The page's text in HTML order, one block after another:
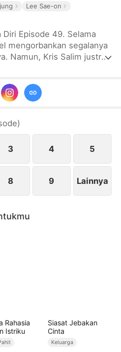
Lee Sae-on
Episode 49. Selama
mengorbankan segalanya
Namun, Kris Salim justru
dan putrinya lebih memilih
mereka. Anna pun
untuk merebut kembali
pantas dia miliki.
)
3 4 5
8 9 Lainnya
Rahasia
Istriku
Siasat Jebakan
Cinta
Keluarga